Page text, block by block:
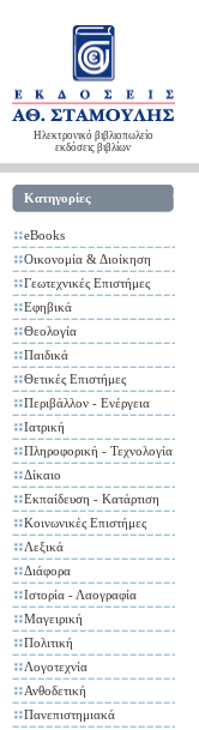
Ηλεκτρονικό βιβλιοπωλείο
εκδόσεις βιβλίων
Κατηγορίες
eBooks
Οικονομία & Διοίκηση
Γεωτεχνικές Επιστήμες
Εφηβικά
Θεολογία
Παιδικά
Θετικές Επιστήμες
Περιβάλλον - Ενέργεια
Ιατρική
Πληροφορική - Τεχνολογία
Δίκαιο
Εκπαίδευση - Κατάρτιση
Κοινωνικές Επιστήμες
Λεξικά
Διάφορα
Ιστορία - Λαογραφία
Μαγειρική
Πολιτική
Λογοτεχνία
Ανθοδετική
Πανεπιστημιακά